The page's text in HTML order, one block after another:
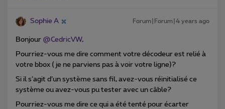
Sophie A Forum|Forum|4 years ago
Bonjour @CedricVW,
Pourriez-vous me dire comment votre décodeur est relié à
votre bbox ( je ne parviens pas à voir votre ligne)?
Si il s’agit d’un système sans fil, avez-vous réinitialisé ce
système ou avez-vous pu tester avec un câble?
Pourriez-vous me dire ce qui a été tenté pour écarter